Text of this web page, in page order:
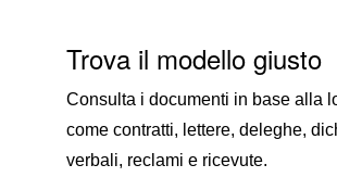
Trova il modello giusto
Consulta i documenti in base alla
come contratti, lettere, deleghe,
verbali, reclami e ricevute.